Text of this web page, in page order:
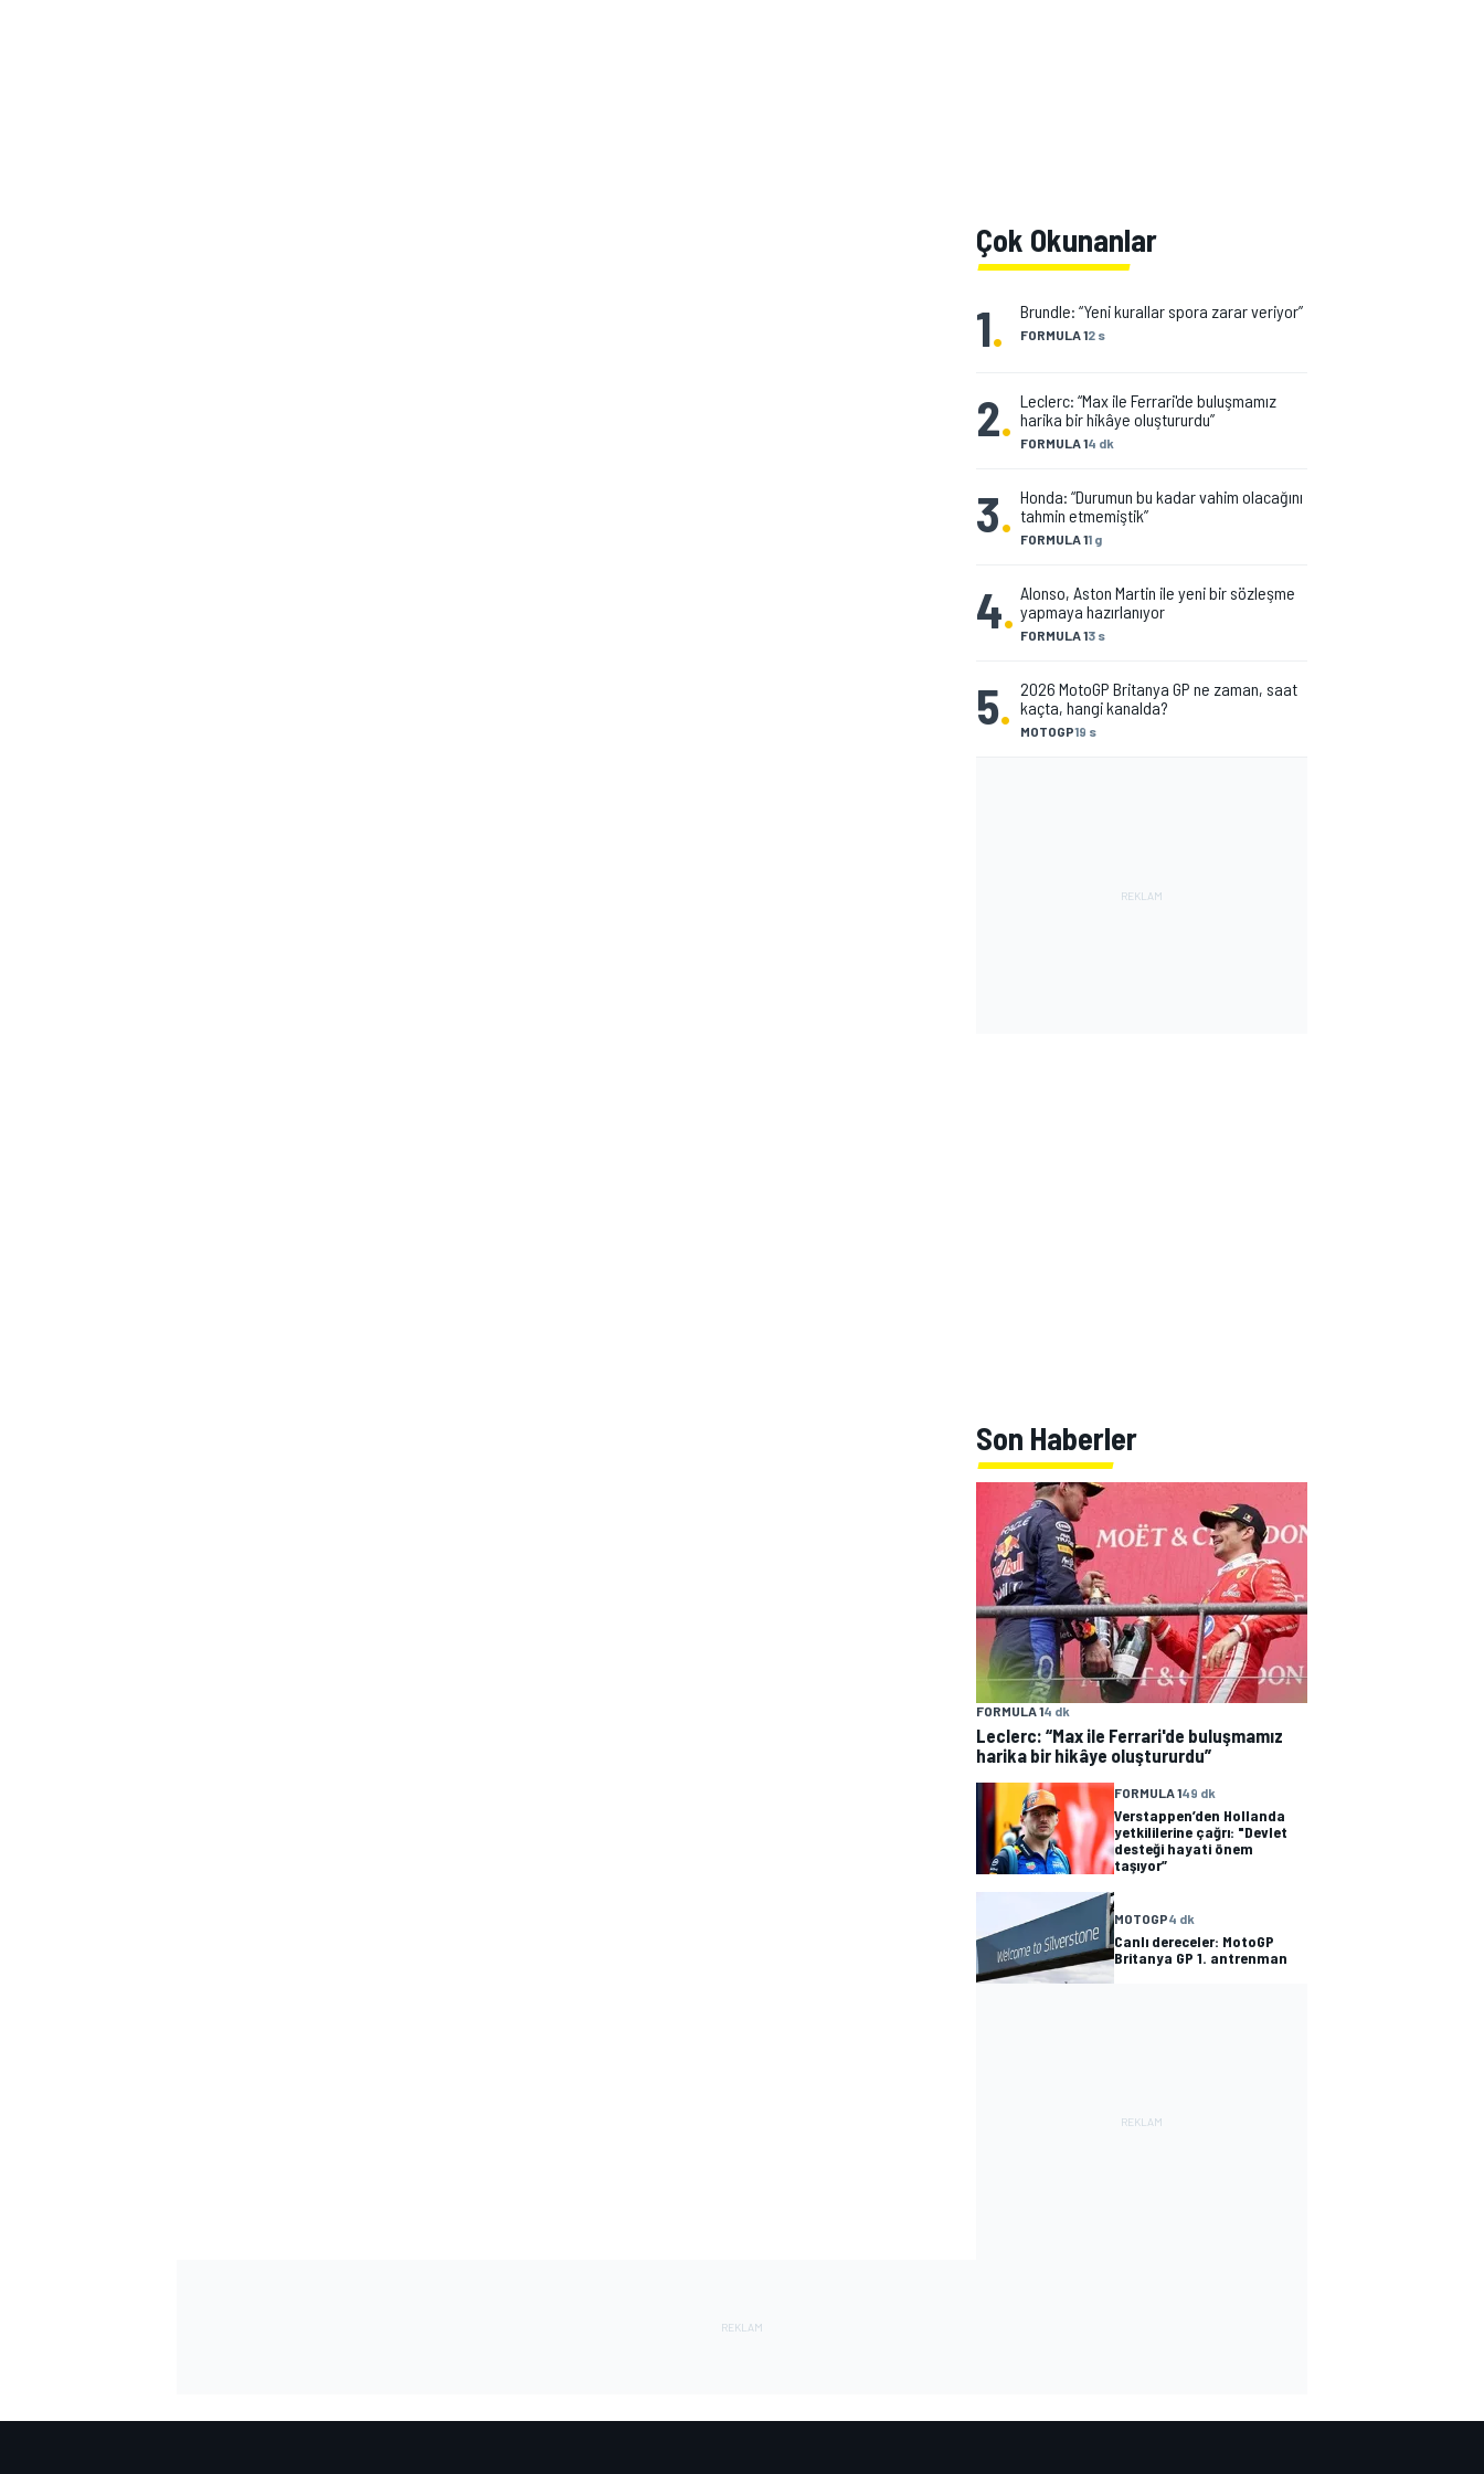
Çok Okunanlar
1. FORMULA 12 s
Brundle: “Yeni kurallar spora zarar veriyor”
2. FORMULA 14 dk
Leclerc: “Max ile Ferrari'de buluşmamız
harika bir hikâye oluştururdu”
3. FORMULA 11 g
Honda: “Durumun bu kadar vahim olacağını
tahmin etmemiştik”
4. FORMULA 13 s
Alonso, Aston Martin ile yeni bir sözleşme
yapmaya hazırlanıyor
5. MOTOGP19 s
2026 MotoGP Britanya GP ne zaman, saat
kaçta, hangi kanalda?
Son Haberler
FORMULA 14 dk
Leclerc: “Max ile Ferrari'de buluşmamız
harika bir hikâye oluştururdu”
FORMULA 149 dk
Verstappen’den Hollanda
yetkililerine çağrı: "Devlet
desteği hayati önem
taşıyor”
MOTOGP4 dk
Canlı dereceler: MotoGP
Britanya GP 1. antrenman